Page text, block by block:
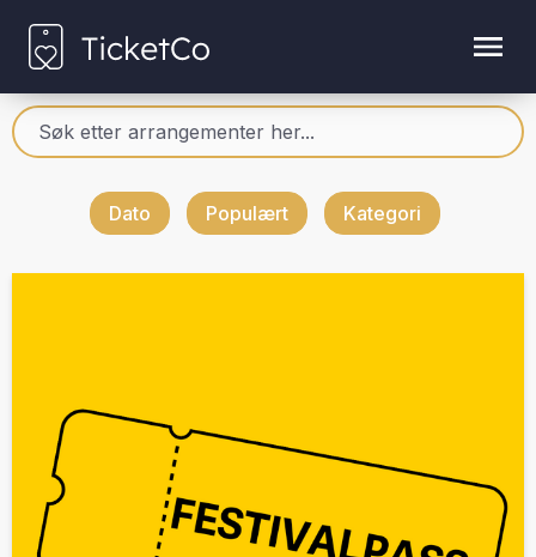
Dato Populært Kategori